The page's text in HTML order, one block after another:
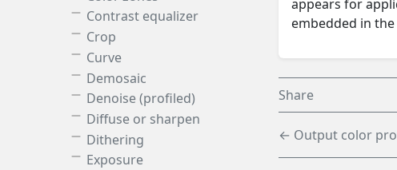
Contrast equalizer
Crop
Curve
Demosaic
Denoise (profiled)
Diffuse or sharpen
Dithering
Exposure
appears for
embedded in
Share
← Output color